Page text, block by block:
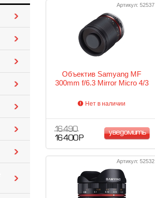
Артикул: 52537
Объектив Samyang MF
300mm f/6.3 Mirror Micro 4/3
Нет в наличии
16 490
16 400 Р
уведомить
Артикул: 52532